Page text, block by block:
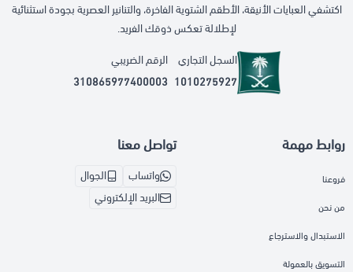
اكتشفي العبايات الأنيقة، الأطقم الشتوية الفاخرة، والتنانير العصرية بجودة استثنائية
لإطلالة تعكس ذوقك الفريد.
السجل التجاري
1010275927
الرقم الضريبي
310865977400003
روابط مهمة
فروعنا
من نحن
الاستبدال والاسترجاع
التسويق بالعمولة
تواصل معنا
واتساب
الجوال
البريد الإلكتروني